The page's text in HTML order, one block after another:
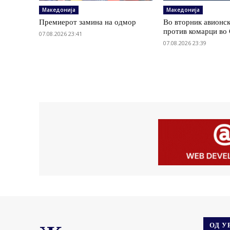
Македонија
Премиерот замина на одмор
07.08.2026 23:41
Македонија
Во вторник
против комарци во
07.08.2026 23:39
ОД